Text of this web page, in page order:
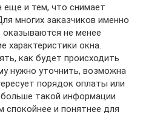
еще и тем, что снимает
многих заказчиков именно
не менее
характеристики окна.
как будет происходить
нужно уточнить, возможна
порядок оплаты или
такой информации
спокойнее и понятнее для